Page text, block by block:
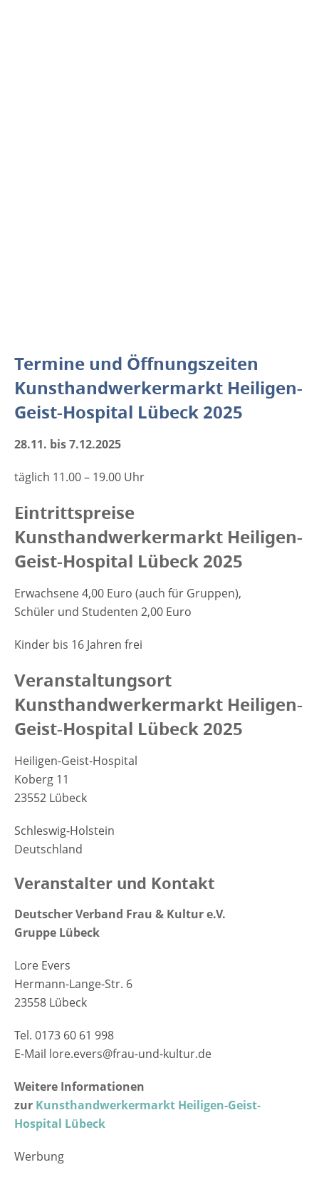
Termine und Öffnungszeiten
Kunsthandwerkermarkt Heiligen-
Geist-Hospital Lübeck 2025
28.11. bis 7.12.2025
täglich 11.00 – 19.00 Uhr
Eintrittspreise
Kunsthandwerkermarkt Heiligen-
Geist-Hospital Lübeck 2025
Erwachsene 4,00 Euro (auch für Gruppen),
Schüler und Studenten 2,00 Euro
Kinder bis 16 Jahren frei
Veranstaltungsort
Kunsthandwerkermarkt Heiligen-
Geist-Hospital Lübeck 2025
Heiligen-Geist-Hospital
Koberg 11
23552 Lübeck
Schleswig-Holstein
Deutschland
Veranstalter und Kontakt
Deutscher Verband Frau & Kultur e.V.
Gruppe Lübeck
Lore Evers
Hermann-Lange-Str. 6
23558 Lübeck
Tel. 0173 60 61 998
E-Mail lore.evers@frau-und-kultur.de
Weitere Informationen
zur Kunsthandwerkermarkt Heiligen-Geist-
Hospital Lübeck
Werbung